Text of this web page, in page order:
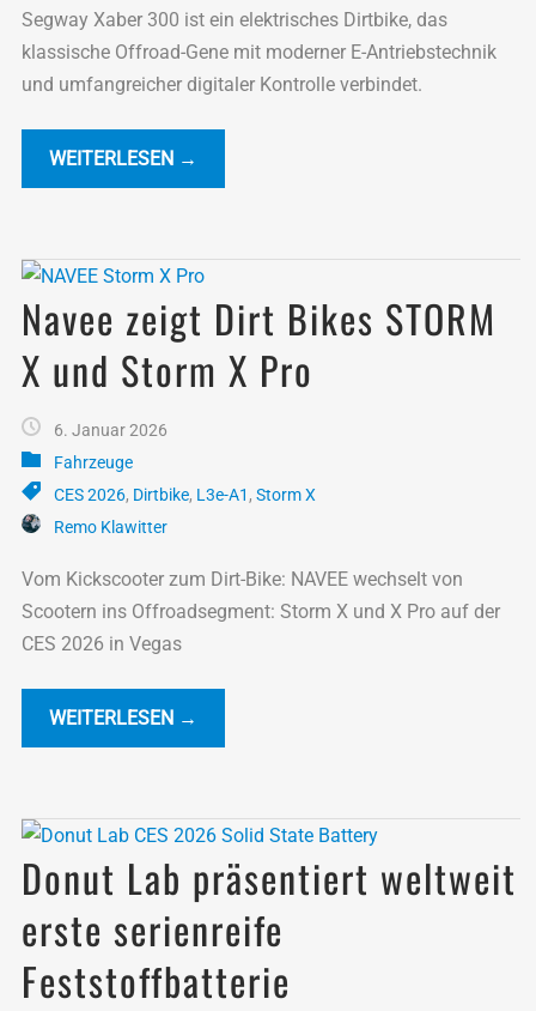
Segway Xaber 300 ist ein elektrisches Dirtbike, das
klassische Offroad-Gene mit moderner E-Antriebstechnik
und umfangreicher digitaler Kontrolle verbindet.
WEITERLESEN →
Navee zeigt Dirt Bikes STORM
X und Storm X Pro
6. Januar 2026
Fahrzeuge
CES 2026, Dirtbike, L3e-A1 , Storm X
Remo Klawitter
Vom Kickscooter zum Dirt-Bike: NAVEE wechselt von
Scootern ins Offroadsegment: Storm X und X Pro auf der
CES 2026 in Vegas
WEITERLESEN →
Donut Lab präsentiert weltweit
erste serienreife
Feststoffbatterie